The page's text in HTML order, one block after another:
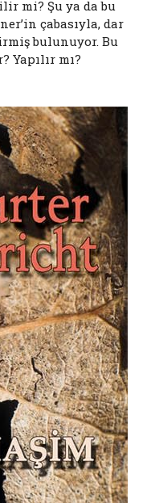
mi? Şu ya da bu
çabasıyla, dar
bulunuyor. Bu
mı?